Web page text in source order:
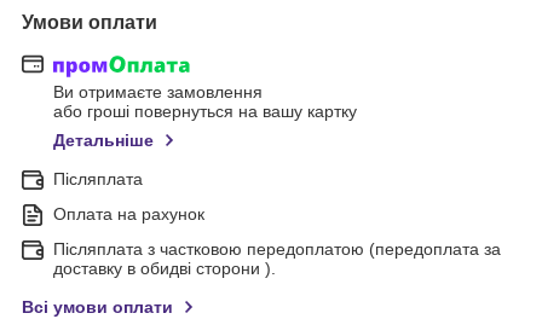
Умови оплати
Ви отримаєте замовлення
або гроші повернуться на вашу картку
Детальніше
Післяплата
Оплата на рахунок
Післяплата з частковою передоплатою (передоплата за
доставку в обидві сторони ).
Всі умови оплати